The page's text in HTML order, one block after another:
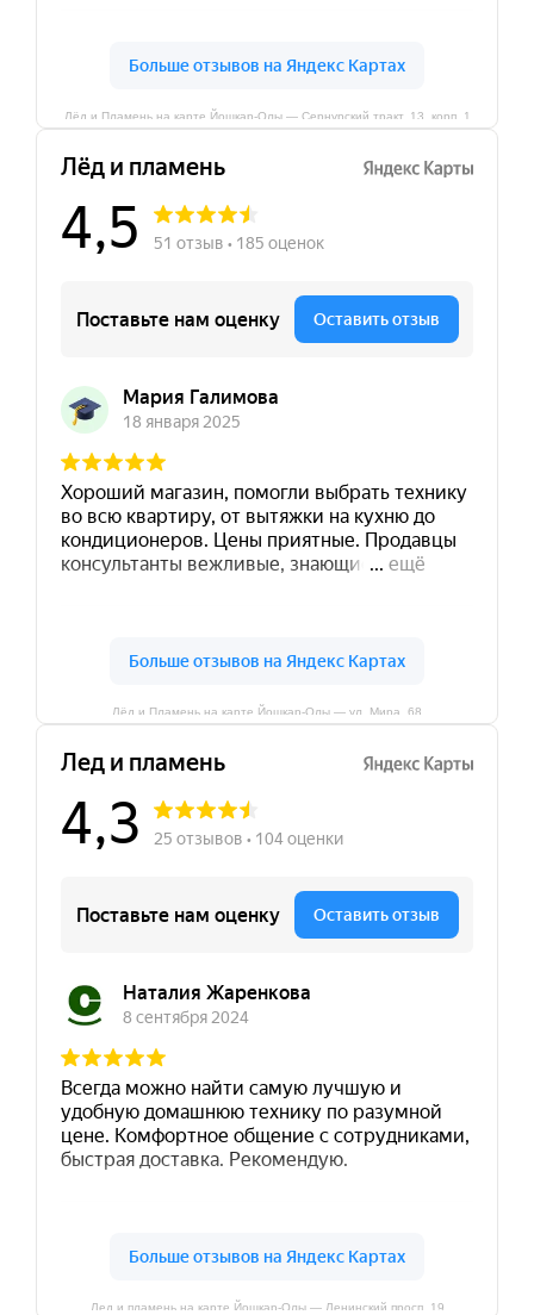
Лёд и Пламень на карте Йошкар‑Олы — Сернурский тракт, 13, корп. 1
Лёд и Пламень на карте Йошкар‑Олы — ул. Мира, 68
Лед и пламень на карте Йошкар‑Олы — Ленинский просп.,19